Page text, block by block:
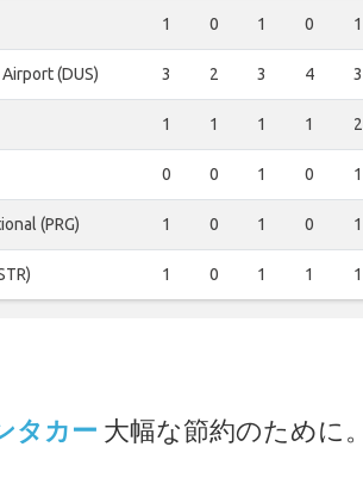
1 0 1 0 1
(DUS) 3 2 3 4 3
1 1 1 1 2
0 0 1 0 1
(PRG) 1 0 1 0 1
1 0 1 1 1
タカー 大幅な節約のために。